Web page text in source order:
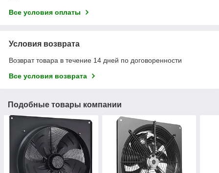
Все условия оплаты
Условия возврата
Возврат товара в течение 14 дней по договоренности
Все условия возврата
Подобные товары компании